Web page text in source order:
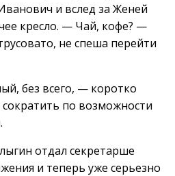
и вслед за Женей
кресло. — Чай, кофе? —
не спеша перейти
без всего, — коротко
по возможности
отдал секретарше
и теперь уже серьезно